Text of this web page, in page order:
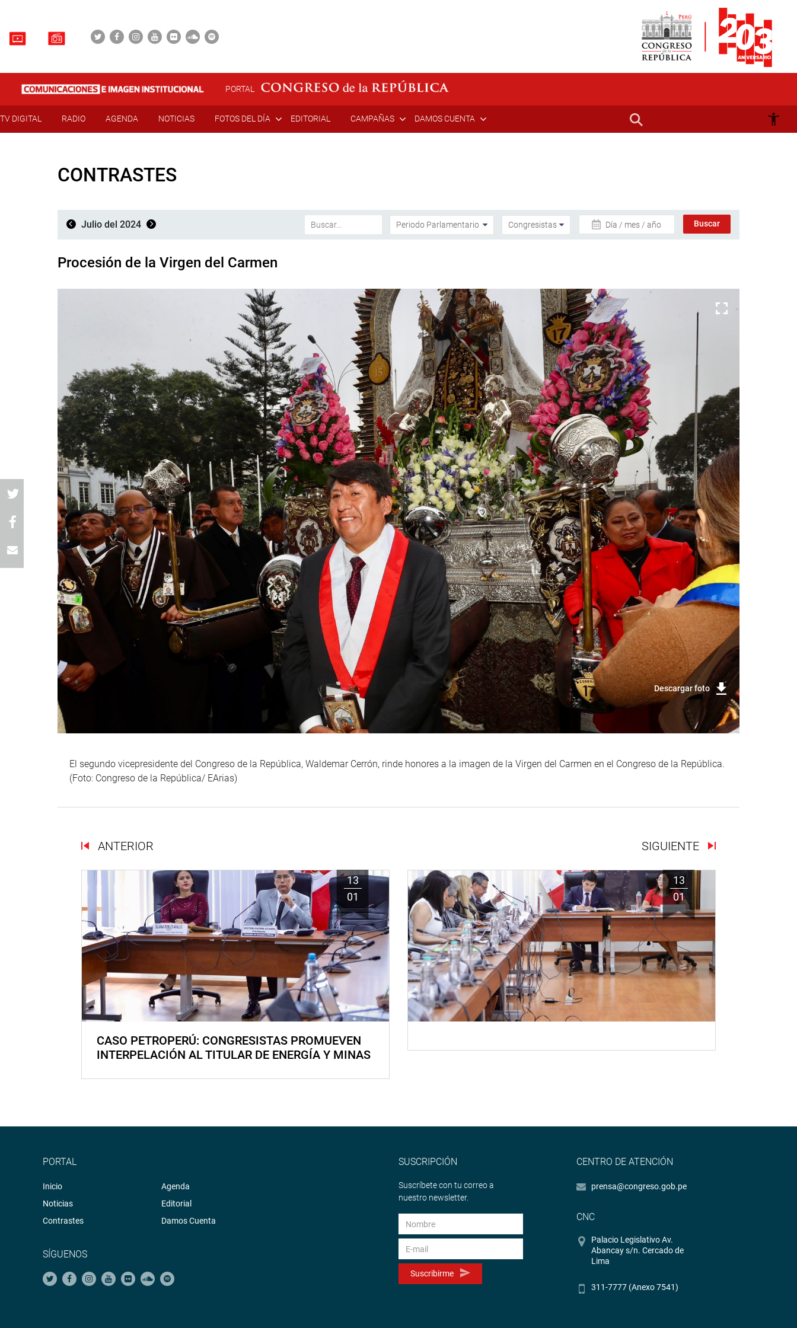
PORTAL
TV DIGITAL RADIO AGENDA NOTICIAS FOTOS DEL DÍA EDITORIAL CAMPAÑAS DAMOS CUENTA
CONTRASTES
Julio del 2024 Día / mes / año
Procesión de la Virgen del Carmen
Descargar foto
El segundo vicepresidente del Congreso de la República, Waldemar Cerrón, rinde honores a la imagen de la Virgen del Carmen en el Congreso de la República.
(Foto: Congreso de la República/ EArias)
ANTERIOR SIGUIENTE
13
01
CASO PETROPERÚ: CONGRESISTAS PROMUEVEN
INTERPELACIÓN AL TITULAR DE ENERGÍA Y MINAS
13
01
PORTAL
Inicio
Noticias
Contrastes
Agenda
Editorial
Damos Cuenta
SÍGUENOS
SUSCRIPCIÓN
Suscríbete con tu correo a
nuestro newsletter.
Suscribirme
CENTRO DE ATENCIÓN
prensa@congreso.gob.pe
CNC
Palacio Legislativo Av.
Abancay s/n. Cercado de
Lima
311-7777 (Anexo 7541)